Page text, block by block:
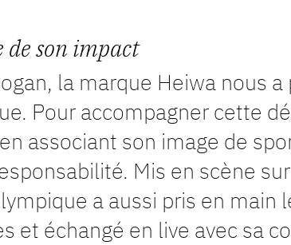
son impact
la marque Heiwa nous
Pour accompagner cette
associant son image de
Mis en scène
a aussi pris en main
et échangé en live avec sa